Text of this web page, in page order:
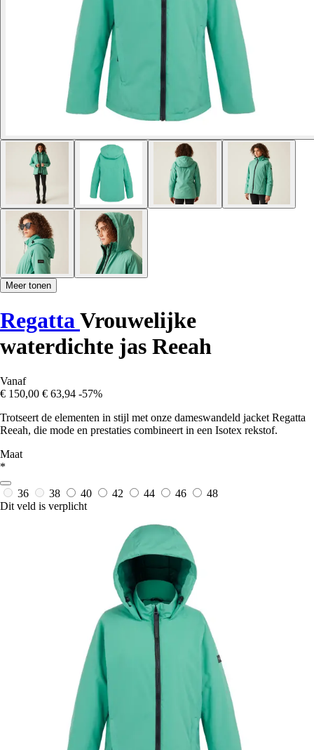
Meer tonen
RegattaVrouwelijke
waterdichte jas Reeah
Vanaf
€ 150,00 € 63,94 -57%
Trotseert de elementen in stijl met onze dameswandeld jacket Regatta
Reeah, die mode en prestaties combineert in een Isotex rekstof.
Maat
*
36 38 40 42 44 46
48
Dit veld is verplicht